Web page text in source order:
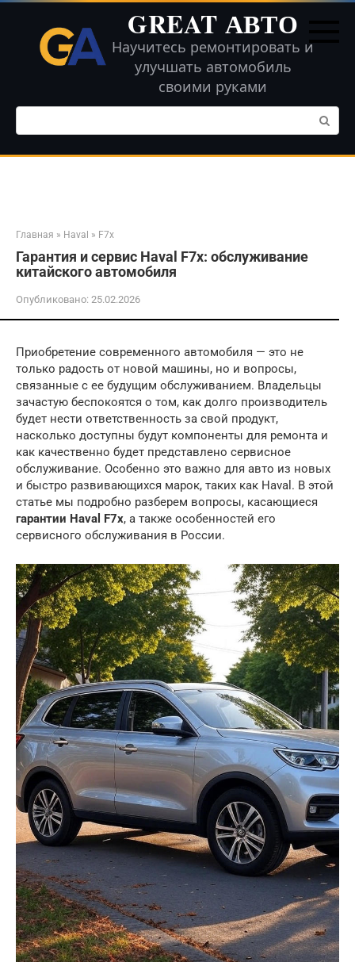
Перейти
контенту
GREAT АВТО
Научитесь ремонтировать и
улучшать автомобиль
своими руками
Поиск:
Главная » Haval » F7x
Гарантия и сервис Haval F7x: обслуживание
китайского автомобиля
Опубликовано: 25.02.2026
Приобретение современного автомобиля — это не
только радость от новой машины, но и вопросы,
связанные с ее будущим обслуживанием. Владельцы
зачастую беспокоятся о том, как долго производитель
будет нести ответственность за свой продукт,
насколько доступны будут компоненты для ремонта и
как качественно будет представлено сервисное
обслуживание. Особенно это важно для авто из новых
и быстро развивающихся марок, таких как Haval. В этой
статье мы подробно разберем вопросы, касающиеся
гарантии Haval F7x, а также особенностей его
сервисного обслуживания в России.